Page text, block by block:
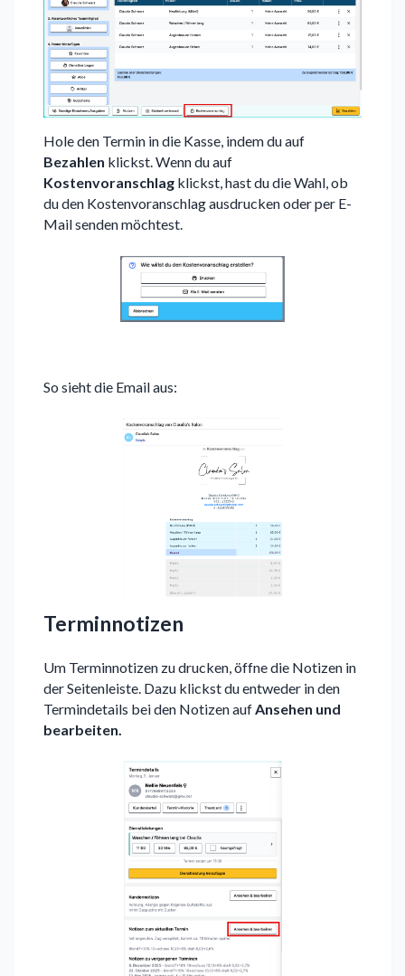
Hole den Termin in die Kasse, indem du auf
Bezahlen klickst. Wenn du auf
Kostenvoranschlag klickst, hast du die Wahl, ob
du den Kostenvoranschlag ausdrucken oder per E-
Mail senden möchtest.
So sieht die Email aus:
Terminnotizen
Um Terminnotizen zu drucken, öffne die Notizen in
der Seitenleiste. Dazu klickst du entweder in den
Termindetails bei den Notizen aufAnsehen und
bearbeiten.